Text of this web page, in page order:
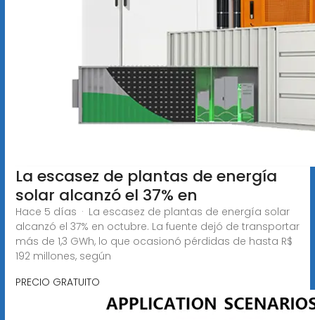
La escasez de plantas de energía
solar alcanzó el 37% en
Hace 5 días · La escasez de plantas de energía solar
alcanzó el 37% en octubre. La fuente dejó de transportar
más de 1,3 GWh, lo que ocasionó pérdidas de hasta R$
192 millones, según
PRECIO GRATUITO